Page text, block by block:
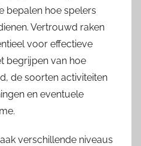
bepalen hoe spelers
Vertrouwd raken
voor effectieve
begrijpen van hoe
de soorten activiteiten
en eventuele
verschillende niveaus